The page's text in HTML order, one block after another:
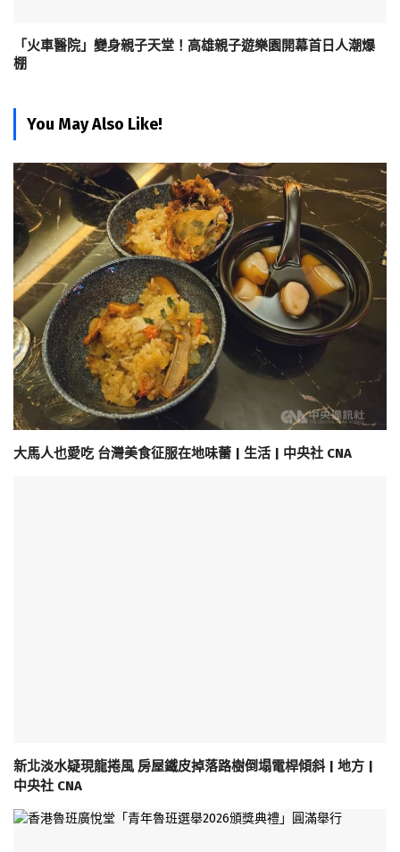
「火車醫院」變身親子天堂！高雄親子遊樂園開幕首日人潮爆
棚
You May Also Like!
大馬人也愛吃 台灣美食征服在地味蕾 | 生活 | 中央社 CNA
新北淡水疑現龍捲風 房屋鐵皮掉落路樹倒塌電桿傾斜 | 地方 |
中央社 CNA